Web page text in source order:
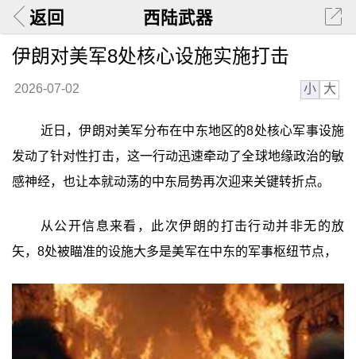
返回 西陆武器
伊朗对美军8处核心设施实施打击
2026-07-02 小 大
近日，伊朗对美军分布在中东地区的8处核心军事设施
发动了针对性打击，这一行动迅速牵动了全球地缘政治的敏
感神经，也让本就动荡的中东局势再次迎来关键转折点。
从公开信息来看，此次伊朗的打击行动并非无的放
矢，8处被瞄准的设施大多是美军在中东的军事枢纽节点，